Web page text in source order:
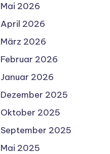
Mai 2026
April 2026
März 2026
Februar 2026
Januar 2026
Dezember 2025
Oktober 2025
September 2025
Mai 2025